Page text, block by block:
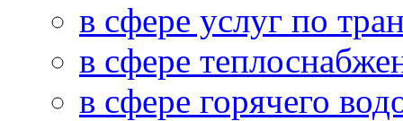
в сфере услуг по
в сфере
в сфере горячего